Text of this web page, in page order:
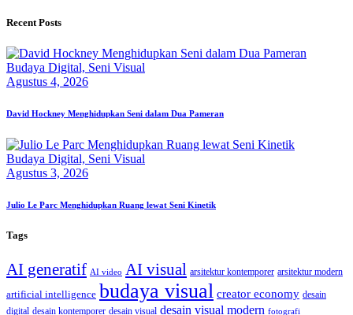
Recent Posts
Budaya Digital, Seni Visual
Agustus 4, 2026
David Hockney Menghidupkan Seni dalam Dua Pameran
Budaya Digital, Seni Visual
Agustus 3, 2026
Julio Le Parc Menghidupkan Ruang lewat Seni Kinetik
Tags
AI generatif AI video AI visual arsitektur kontemporer arsitektur modern
artificial intelligence budaya visual creator economy desain
digital desain kontemporer desain visual desain visual modern fotografi